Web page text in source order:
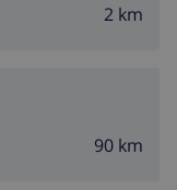
2 km
90 km